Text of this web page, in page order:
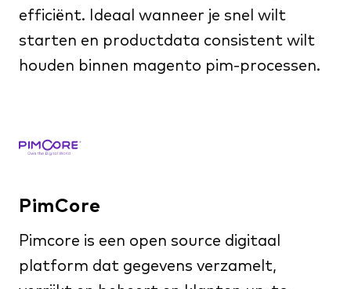
efficiënt. Ideaal wanneer je snel wilt
starten en productdata consistent wilt
houden binnen magento pim-processen.
PimCore
Pimcore is een open source digitaal
platform dat gegevens verzamelt,